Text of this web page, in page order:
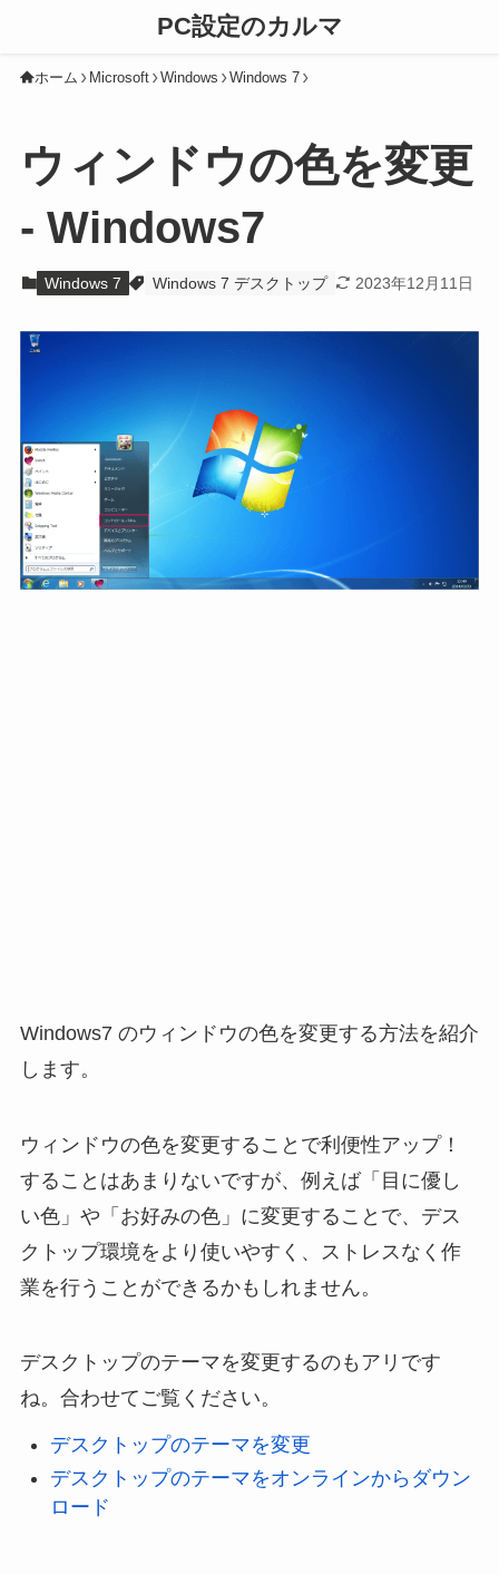
PC設定のカルマ
ホーム Microsoft Windows Windows 7
ウィンドウの色を変更
- Windows7
Windows 7 Windows 7 デスクトップ 2023年12月11日
Windows7 のウィンドウの色を変更する方法を紹介
します。
ウィンドウの色を変更することで利便性アップ！
することはあまりないですが、例えば「目に優し
い色」や「お好みの色」に変更することで、デス
クトップ環境をより使いやすく、ストレスなく作
業を行うことができるかもしれません。
デスクトップのテーマを変更するのもアリです
ね。合わせてご覧ください。
デスクトップのテーマを変更
デスクトップのテーマをオンラインからダウン
ロード